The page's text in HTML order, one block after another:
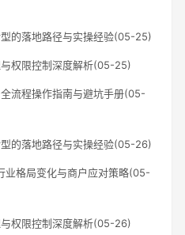
的落地路径与实操经验(05-25)
权限控制深度解析(05-25)
流程操作指南与避坑手册(05-
的落地路径与实操经验(05-26)
业格局变化与商户应对策略(05-
权限控制深度解析(05-26)